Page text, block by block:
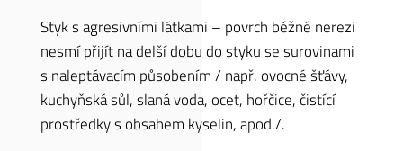
Styk s agresivními látkami – povrch běžné nerezi
nesmí přijít na delší dobu do styku se surovinami
s naleptávacím působením / např. ovocné šťávy,
kuchyňská sůl, slaná voda, ocet, hořčice, čistící
prostředky s obsahem kyselin, apod./.